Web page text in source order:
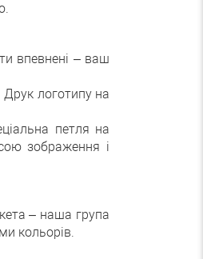
впевнені – ваш
логотипу на
петля на
зображення і
– наша група
кольорів.